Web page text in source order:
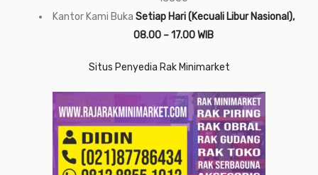
Kantor Kami Buka Setiap Hari (Kecuali Libur Nasional),
08.00 – 17.00 WIB
Situs Penyedia Rak Minimarket